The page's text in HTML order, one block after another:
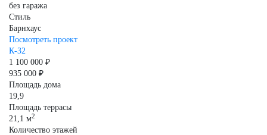
без гаража
Стиль
Барнхаус
Посмотреть проект
К-32
1 100 000 ₽
935 000 ₽
Площадь дома
19,9
Площадь террасы
21,1 м2
Количество этажей